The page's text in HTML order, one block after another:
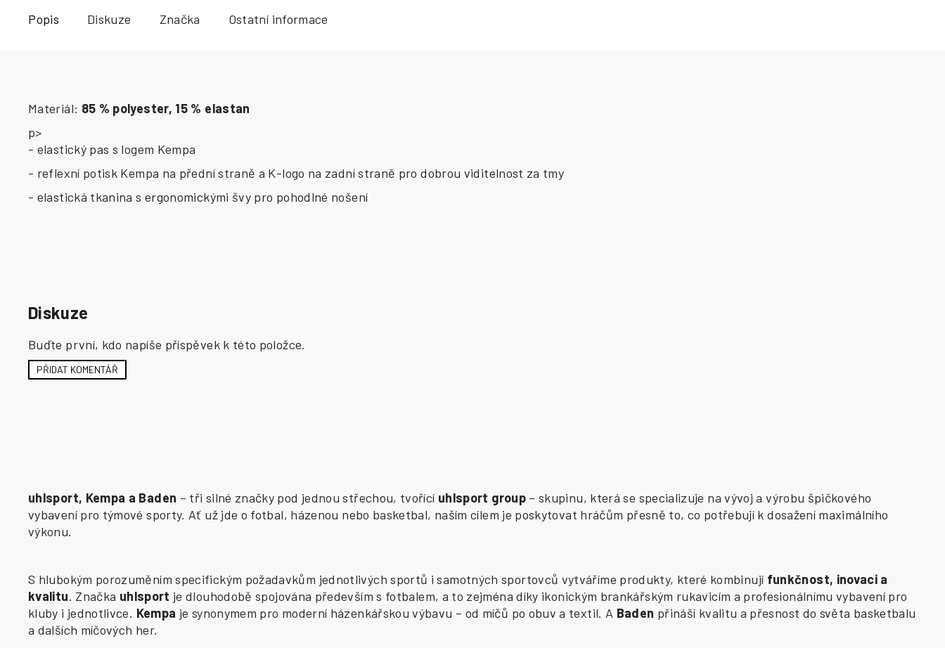
Popis Diskuze Značka Ostatní informace
Materiál: 85 % polyester, 15 % elastan
p>
- elastický pas s logem Kempa
- reflexní potisk Kempa na přední straně a K-logo na zadní straně pro dobrou viditelnost za tmy
- elastická tkanina s ergonomickými švy pro pohodlné nošení
Diskuze
Buďte první, kdo napíše příspěvek k této položce.
PŘIDAT KOMENTÁŘ
uhlsport, Kempa a Baden – tři silné značky pod jednou střechou, tvořící uhlsport group– skupinu, která se specializuje na vývoj a výrobu špičkového
vybavení pro týmové sporty. Ať už jde o fotbal, házenou nebo basketbal, naším cílem je poskytovat hráčům přesně to, co potřebují k dosažení maximálního
výkonu.
S hlubokým porozuměním specifickým požadavkům jednotlivých sportů i samotných sportovců vytváříme produkty, které kombinují funkčnost, inovaci a
kvalitu. Značka uhlsport je dlouhodobě spojována především s fotbalem, a to zejména díky ikonickým brankářským rukavicím a profesionálnímu vybavení pro
kluby i jednotlivce. Kempa je synonymem pro moderní házenkářskou výbavu – od míčů po obuv a textil. A Baden přináší kvalitu a přesnost do světa basketbalu
a dalších míčových her.